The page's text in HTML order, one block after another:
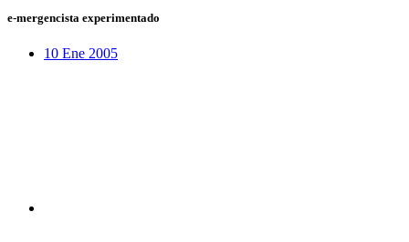
e-mergencista experimentado
10 Ene 2005